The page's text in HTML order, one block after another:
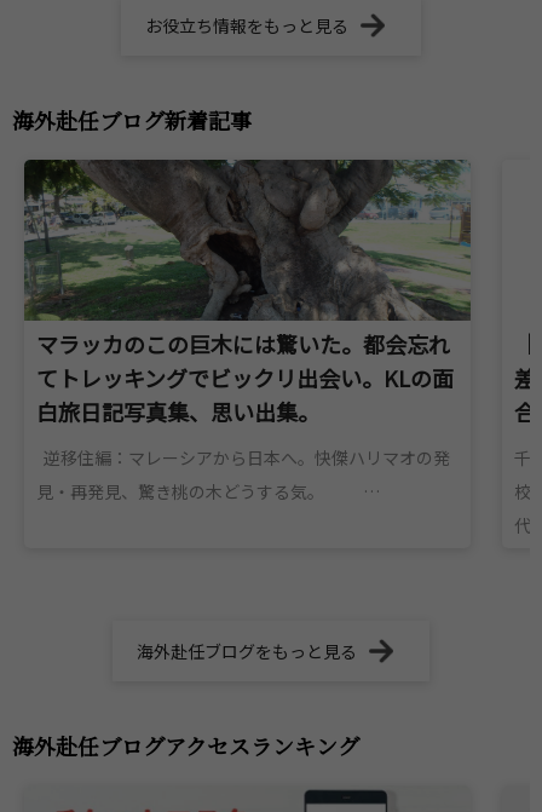
お役立ち情報をもっと見る
海外赴任ブログ新着記事
マラッカのこの巨木には驚いた。都会忘れ
てトレッキングでビックリ出会い。KLの面
白旅日記写真集、思い出集。
逆移住編：マレーシアから日本へ。快傑ハリマオの発
見・再発見、驚き桃の木どうする気。 …
差
合
千
校
代
海外赴任ブログをもっと見る
海外赴任ブログアクセスランキング